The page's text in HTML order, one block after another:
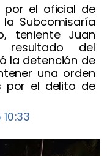
por el oficial de
Subcomisaría
teniente Juan
resultado del
la detención de
una orden
por el delito de